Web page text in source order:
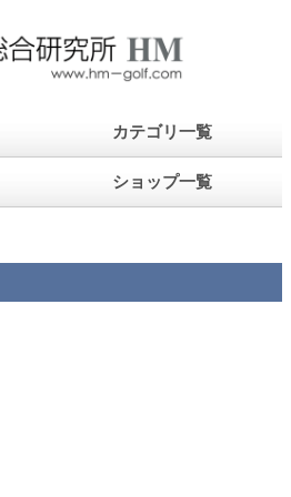
カテゴリ一覧
ショップ一覧